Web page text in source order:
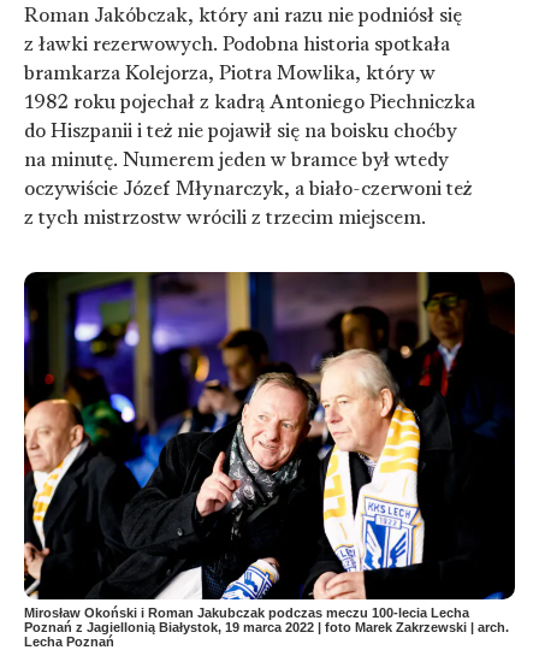
Roman Jakóbczak, który ani razu nie podniósł się
z ławki rezerwowych. Podobna historia spotkała
bramkarza Kolejorza, Piotra Mowlika, który w
1982 roku pojechał z kadrą Antoniego Piechniczka
do Hiszpanii i też nie pojawił się na boisku choćby
na minutę. Numerem jeden w bramce był wtedy
oczywiście Józef Młynarczyk, a biało-czerwoni też
z tych mistrzostw wrócili z trzecim miejscem.
Mirosław Okoński i Roman Jakubczak podczas meczu 100-lecia Lecha
Poznań z Jagiellonią Białystok, 19 marca 2022 | foto Marek Zakrzewski | arch.
Lecha Poznań